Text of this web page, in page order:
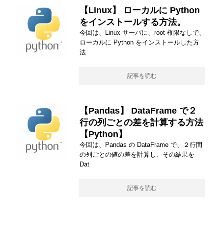
【Linux】 ローカルに Python
をインストールする方法。
今回は、Linux サーバに、root 権限なしで、
ローカルに Python をインストールした方
法
記事を読む
【Pandas】 DataFrame で２
行の列ごとの差を計算する方法
【Python】
今回は、Pandas の DataFrame で、２行間
の列ごとの値の差を計算し、その結果を
Dat
記事を読む